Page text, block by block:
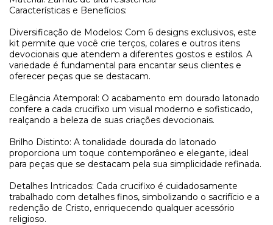
Características e Benefícios:
Diversificação de Modelos: Com 6 designs exclusivos, este
kit permite que você crie terços, colares e outros itens
devocionais que atendem a diferentes gostos e estilos. A
variedade é fundamental para encantar seus clientes e
oferecer peças que se destacam.
Elegância Atemporal: O acabamento em dourado latonado
confere a cada crucifixo um visual moderno e sofisticado,
realçando a beleza de suas criações devocionais.
Brilho Distinto: A tonalidade dourada do latonado
proporciona um toque contemporâneo e elegante, ideal
para peças que se destacam pela sua simplicidade refinada.
Detalhes Intricados: Cada crucifixo é cuidadosamente
trabalhado com detalhes finos, simbolizando o sacrifício e a
redenção de Cristo, enriquecendo qualquer acessório
religioso.